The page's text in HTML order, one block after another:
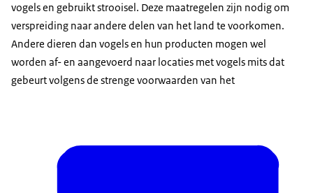
vogels en gebruikt strooisel. Deze maatregelen zijn nodig om
verspreiding naar andere delen van het land te voorkomen.
Andere dieren dan vogels en hun producten mogen wel
worden af- en aangevoerd naar locaties met vogels mits dat
gebeurt volgens de strenge voorwaarden van het